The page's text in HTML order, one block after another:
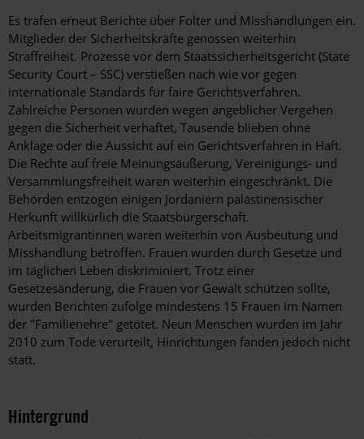
Es trafen erneut Berichte über Folter und Misshandlungen ein.
Mitglieder der Sicherheitskräfte genossen weiterhin
Straffreiheit. Prozesse vor dem Staatssicherheitsgericht (State
Security Court – SSC) verstießen nach wie vor gegen
internationale Standards für faire Gerichtsverfahren.
Zahlreiche Personen wurden wegen angeblicher Vergehen
gegen die Sicherheit verhaftet, Tausende blieben ohne
Anklage oder die Aussicht auf ein Gerichtsverfahren in Haft.
Die Rechte auf freie Meinungsäußerung, Vereinigungs- und
Versammlungsfreiheit waren weiterhin eingeschränkt. Die
Behörden entzogen einigen Jordaniern palästinensischer
Herkunft willkürlich die Staatsbürgerschaft.
Arbeitsmigrantinnen waren weiterhin von Ausbeutung und
Misshandlung betroffen. Frauen wurden durch Gesetze und
im täglichen Leben diskriminiert. Trotz einer
Gesetzesänderung, die Frauen vor Gewalt schützen sollte,
wurden Berichten zufolge mindestens 15 Frauen im Namen
der "Familienehre" getötet. Neun Menschen wurden im Jahr
2010 zum Tode verurteilt, Hinrichtungen fanden jedoch nicht
statt.
Hintergrund